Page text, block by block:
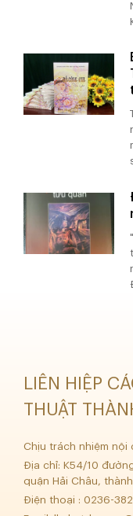
LIÊN HIỆP
THUẬT
Chịu trách nhiệm nội
Địa chỉ: K54/10
quận Hải Châu,
Điện thoại : 0236-